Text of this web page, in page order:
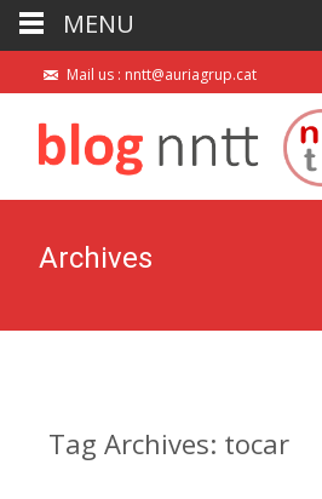
Mail us : nntt@auriagrup.cat
Archives
Tag Archives: tocar
MENU